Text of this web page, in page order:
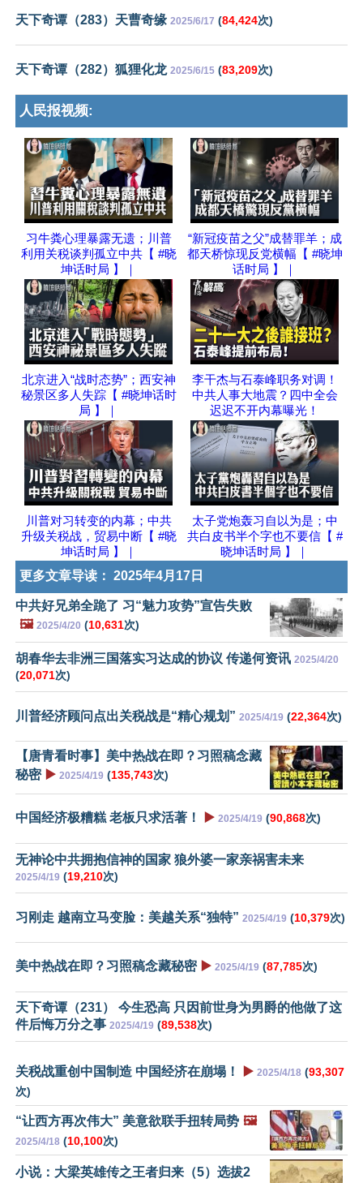
天下奇谭（283）天曹奇缘 2025/6/17 (84,424次)
天下奇谭（282）狐狸化龙 2025/6/15 (83,209次)
人民报视频:
习牛粪心理暴露无遗；川普
利用关税谈判孤立中共【 #晓
坤话时局 】｜
“新冠疫苗之父”成替罪羊；成
都天桥惊现反党横幅【 #晓坤
话时局 】｜
北京进入“战时态势”；西安神
秘景区多人失踪【 #晓坤话时
局 】｜
李干杰与石泰峰职务对调！
中共人事大地震？四中全会
迟迟不开内幕曝光！
川普对习转变的内幕；中共
升级关税战，贸易中断【 #晓
坤话时局 】｜
太子党炮轰习自以为是；中
共白皮书半个字也不要信【 #
晓坤话时局 】｜
更多文章导读： 2025年4月17日
中共好兄弟全跪了 习“魅力攻势”宣告失败
🖼️ 2025/4/20 (10,631次)
胡春华去非洲三国落实习达成的协议 传递何资讯 2025/4/20
(20,071次)
川普经济顾问点出关税战是“精心规划” 2025/4/19 (22,364次)
【唐青看时事】美中热战在即？习照稿念藏
秘密 ▶️ 2025/4/19 (135,743次)
中国经济极糟糕 老板只求活著！ ▶️ 2025/4/19 (90,868次)
无神论中共拥抱信神的国家 狼外婆一家亲祸害未来
2025/4/19 (19,210次)
习刚走 越南立马变脸：美越关系“独特” 2025/4/19 (10,379次)
美中热战在即？习照稿念藏秘密 ▶️ 2025/4/19 (87,785次)
天下奇谭（231） 今生恐高 只因前世身为男爵的他做了这
件后悔万分之事 2025/4/19 (89,538次)
关税战重创中国制造 中国经济在崩塌！ ▶️ 2025/4/18 (93,307
次)
“让西方再次伟大” 美意欲联手扭转局势 🖼️
2025/4/18 (10,100次)
小说：大梁英雄传之王者归来（5）选拔2